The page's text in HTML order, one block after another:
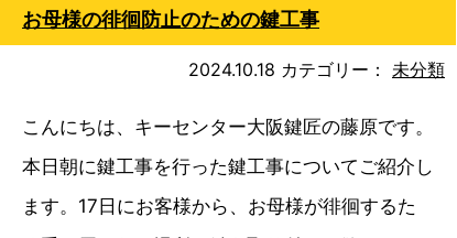
お母様の徘徊防止のための鍵工事
2024.10.18 カテゴリー： 未分類
こんにちは、キーセンター大阪鍵匠の藤原です。
本日朝に鍵工事を行った鍵工事についてご紹介し
ます。17日にお客様から、お母様が徘徊するた